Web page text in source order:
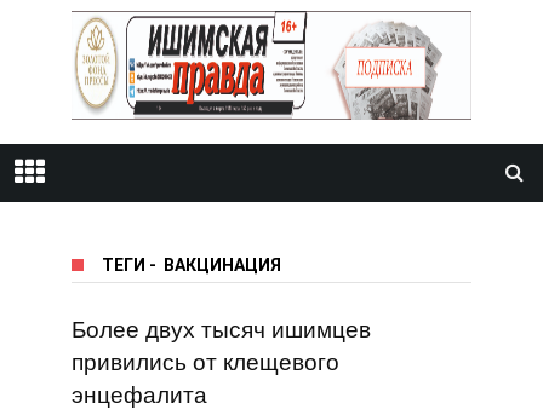
ТЕГИ - ВАКЦИНАЦИЯ
Более двух тысяч ишимцев
привились от клещевого
энцефалита